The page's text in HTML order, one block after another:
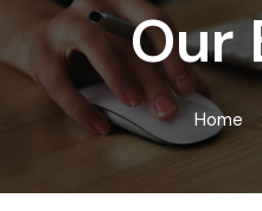
Our
Home